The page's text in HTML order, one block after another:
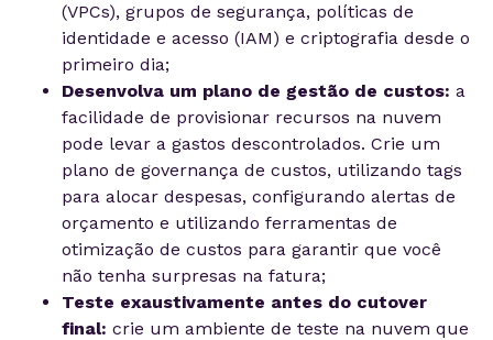
(VPCs), grupos de segurança, políticas de
identidade e acesso (IAM) e criptografia desde o
primeiro dia;
Desenvolva um plano de gestão de custos: a
facilidade de provisionar recursos na nuvem
pode levar a gastos descontrolados. Crie um
plano de governança de custos, utilizando tags
para alocar despesas, configurando alertas de
orçamento e utilizando ferramentas de
otimização de custos para garantir que você
não tenha surpresas na fatura;
Teste exaustivamente antes do cutover
final: crie um ambiente de teste na nuvem que